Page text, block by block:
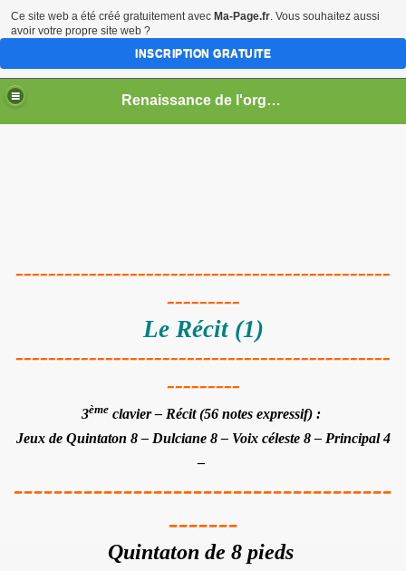
Renaissance de l'orgue de salon "Philippe Emmanuel" du maître André Marchal (1894 - 1980)
----------------------------------------------
---------
Le Récit (1)
----------------------------------------------
---------
3ème clavier– Récit (56 notes expressif) :
Jeux de Quintaton 8 – Dulciane 8 – Voix céleste 8 – Principal 4
–
--------------------------------------
-------
Quintaton de 8 pieds
Ce site web a été créé gratuitement avec Ma-Page.fr. Vous souhaitez aussi
avoir votre propre site web ?
INSCRIPTION GRATUITE